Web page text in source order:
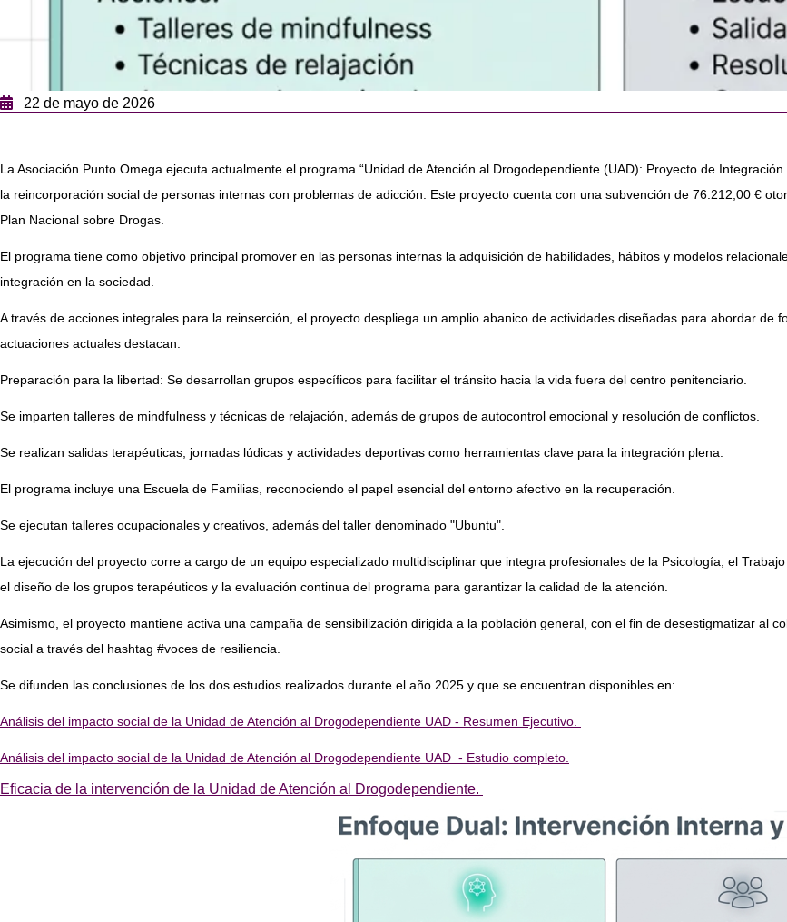
22 de mayo de 2026
La Asociación Punto Omega ejecuta actualmente el programa “Unidad de Atención al Drogodependiente (UAD): Proyecto de
la reincorporación social de personas internas con problemas de adicción. Este proyecto cuenta con una subvención de 76.212,00 €
Plan Nacional sobre Drogas.
El programa tiene como objetivo principal promover en las personas internas la adquisición de habilidades, hábitos y modelos
integración en la sociedad.
A través de acciones integrales para la reinserción, el proyecto despliega un amplio abanico de actividades diseñadas para abordar de
actuaciones actuales destacan:
Preparación para la libertad: Se desarrollan grupos específicos para facilitar el tránsito hacia la vida fuera del centro penitenciario.
Se imparten talleres de mindfulness y técnicas de relajación, además de grupos de autocontrol emocional y resolución de conflictos.
Se realizan salidas terapéuticas, jornadas lúdicas y actividades deportivas como herramientas clave para la integración plena.
El programa incluye una Escuela de Familias, reconociendo el papel esencial del entorno afectivo en la recuperación.
Se ejecutan talleres ocupacionales y creativos, además del taller denominado "Ubuntu".
La ejecución del proyecto corre a cargo de un equipo especializado multidisciplinar que integra profesionales de la Psicología, el
el diseño de los grupos terapéuticos y la evaluación continua del programa para garantizar la calidad de la atención.
Asimismo, el proyecto mantiene activa una campaña de sensibilización dirigida a la población general, con el fin de desestigmatizar al
social a través del hashtag #voces de resiliencia.
Se difunden las conclusiones de los dos estudios realizados durante el año 2025 y que se encuentran disponibles en:
Análisis del impacto social de la Unidad de Atención al Drogodependiente UAD - Resumen Ejecutivo.
Análisis del impacto social de la Unidad de Atención al Drogodependiente UAD - Estudio completo.
Eficacia de la intervención de la Unidad de Atención al Drogodependiente.